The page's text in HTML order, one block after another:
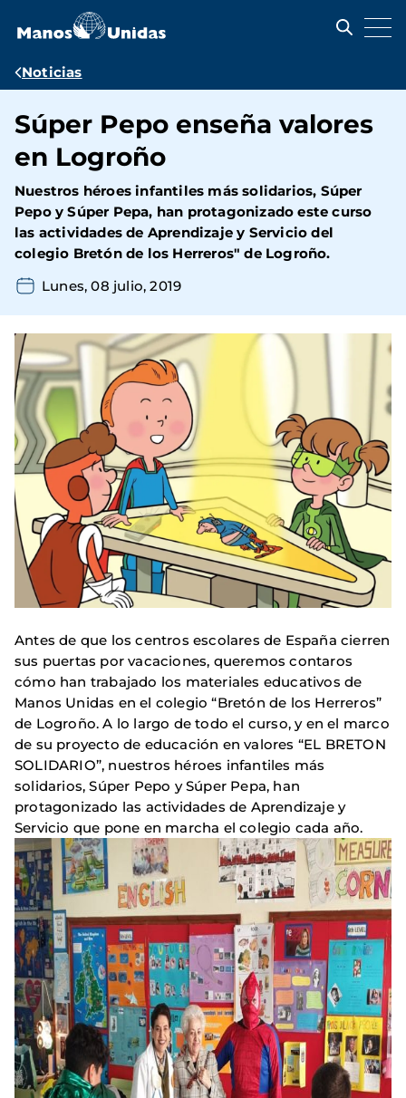
contenido
Ruta
navegación
Noticias
Súper Pepo enseña valores
en Logroño
Nuestros héroes infantiles más solidarios, Súper
Pepo y Súper Pepa, han protagonizado este curso
las actividades de Aprendizaje y Servicio del
colegio Bretón de los Herreros" de Logroño.
Lunes, 08 julio, 2019
Antes de que los centros escolares de España cierren
sus puertas por vacaciones, queremos contaros
cómo han trabajado los materiales educativos de
Manos Unidas en el colegio “Bretón de los Herreros”
de Logroño. A lo largo de todo el curso, y en el marco
de su proyecto de educación en valores “EL BRETON
SOLIDARIO”, nuestros héroes infantiles más
solidarios, Súper Pepo y Súper Pepa, han
protagonizado las actividades de Aprendizaje y
Servicio que pone en marcha el colegio cada año.